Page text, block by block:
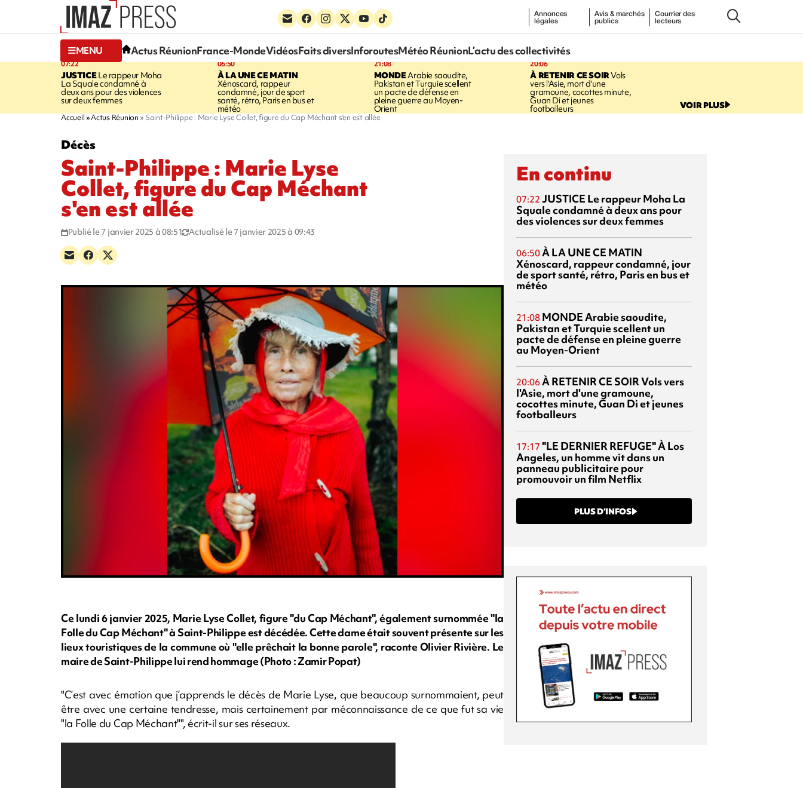
Annonces
légales
Avis & marchés
publics
Courrier des
lecteurs
MENU Actus RéunionFrance-MondeVidéosFaits diversInforoutesMétéo RéunionL’actu des collectivités
07:22
JUSTICELe rappeur Moha
La Squale condamné à
deux ans pour des violences
sur deux femmes
06:50
À LA UNE CE MATIN
Xénoscard, rappeur
condamné, jour de sport
santé, rétro, Paris en bus et
météo
21:08
MONDEArabie saoudite,
Pakistan et Turquie scellent
un pacte de défense en
pleine guerre au Moyen-
Orient
20:06
À RETENIR CE SOIRVols
vers l'Asie, mort d'une
gramoune, cocottes minute,
Guan Di et jeunes
footballeurs VOIR PLUS
Accueil Actus Réunion Saint-Philippe : Marie Lyse Collet, figure du Cap Méchant s'en est allée
Décès
Saint-Philippe : Marie Lyse
Collet, figure du Cap Méchant
s'en est allée
Publié le 7 janvier 2025 à 08:51 Actualisé le 7 janvier 2025 à 09:43
Ce lundi 6 janvier 2025, Marie Lyse Collet, figure "du Cap Méchant", également surnommée "la
Folle du Cap Méchant" à Saint-Philippe est décédée. Cette dame était souvent présente sur les
lieux touristiques de la commune où "elle prêchait la bonne parole", raconte Olivier Rivière. Le
maire de Saint-Philippe lui rend hommage (Photo : Zamir Popat)
"C’est avec émotion que j’apprends le décès de Marie Lyse, que beaucoup surnommaient, peut
être avec une certaine tendresse, mais certainement par méconnaissance de ce que fut sa vie
"la Folle du Cap Méchant"", écrit-il sur ses réseaux.
En continu
07:22 JUSTICE Le rappeur Moha La
Squale condamné à deux ans pour
des violences sur deux femmes
06:50À LA UNE CE MATIN
Xénoscard, rappeur condamné, jour
de sport santé, rétro, Paris en bus et
météo
21:08 MONDEArabie saoudite,
Pakistan et Turquie scellent un
pacte de défense en pleine guerre
au Moyen-Orient
20:06À RETENIR CE SOIRVols vers
l'Asie, mort d'une gramoune,
cocottes minute, Guan Di et jeunes
footballeurs
17:17 "LE DERNIER REFUGE"À Los
Angeles, un homme vit dans un
panneau publicitaire pour
promouvoir un film Netflix
PLUS D’INFOS